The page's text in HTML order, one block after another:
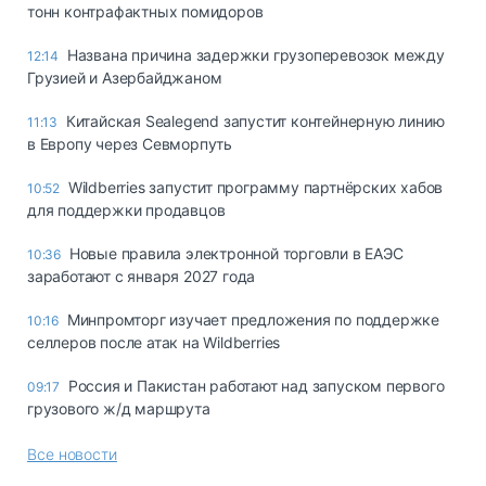
тонн контрафактных помидоров
12:14
Названа причина задержки грузоперевозок между
Грузией и Азербайджаном
11:13
Китайская Sealegend запустит контейнерную линию
в Европу через Севморпуть
10:52 Wildberries запустит программу партнёрских хабов
для поддержки продавцов
10:36 Новые правила электронной торговли в ЕАЭС
заработают с января 2027 года
10:16 Минпромторг изучает предложения по поддержке
селлеров после атак на Wildberries
09:17
Россия и Пакистан работают над запуском первого
грузового ж/д маршрута
Все новости